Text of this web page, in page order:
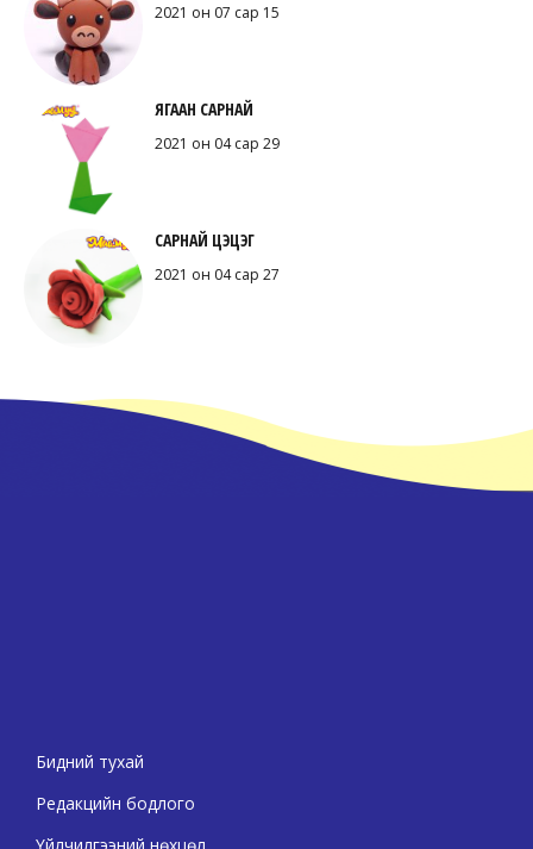
2021 он 07 сар 15
ЯГААН САРНАЙ
2021 он 04 сар 29
САРНАЙ ЦЭЦЭГ
2021 он 04 сар 27
Бидний тухай
Редакцийн бодлого